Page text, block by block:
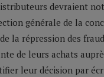
devraient
générale de la
la répression des
de leurs achats
leur décision par